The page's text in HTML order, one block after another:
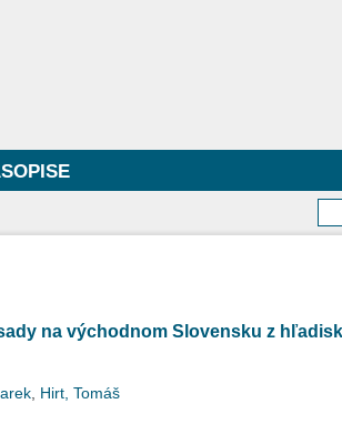
na východnom Slovensku z
Hirt, Tomáš